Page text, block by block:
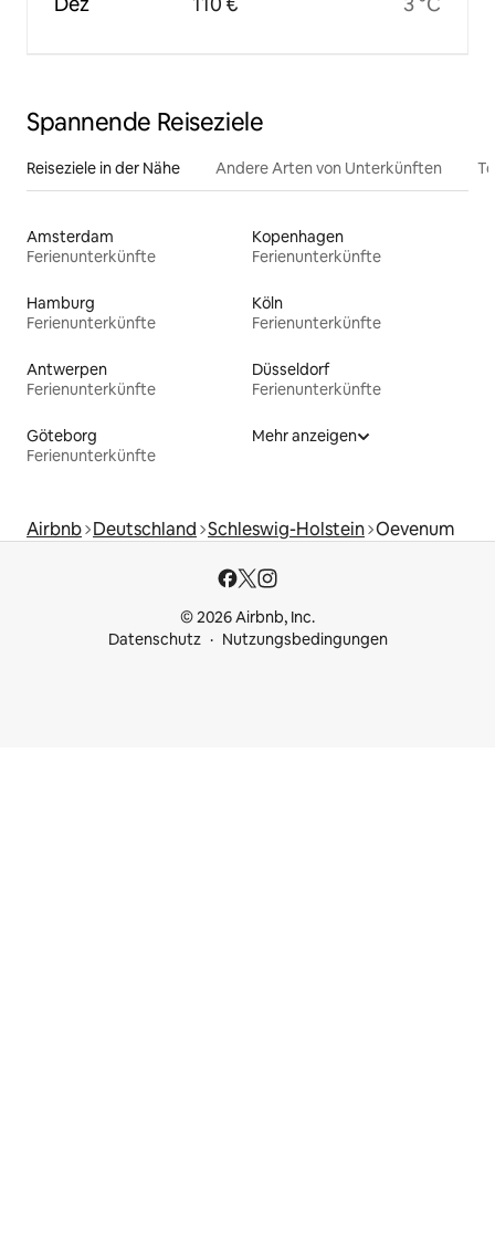
Spannende Reiseziele
Reiseziele in der Nähe Andere Arten von Unterkünften
Amsterdam
Ferienunterkünfte
Kopenhagen
Ferienunterkünfte
Hamburg
Ferienunterkünfte
Köln
Ferienunterkünfte
Antwerpen
Ferienunterkünfte
Düsseldorf
Ferienunterkünfte
Göteborg
Ferienunterkünfte
Mehr anzeigen
Airbnb Deutschland Schleswig-Holstein Oevenum
© 2026 Airbnb, Inc.
Datenschutz
Nutzungsbedingungen